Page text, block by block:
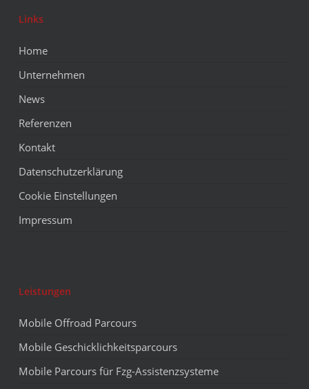
Links
Home
Unternehmen
News
Referenzen
Kontakt
Datenschutzerklärung
Cookie Einstellungen
Impressum
Leistungen
Mobile Offroad Parcours
Mobile Geschicklichkeitsparcours
Mobile Parcours für Fzg-Assistenzsysteme